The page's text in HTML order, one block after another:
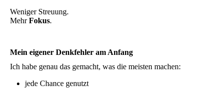
Weniger Streuung.
MehrFokus.
Mein eigener Denkfehler am Anfang
Ich habe genau das gemacht, was die meisten machen:
jede Chance genutzt